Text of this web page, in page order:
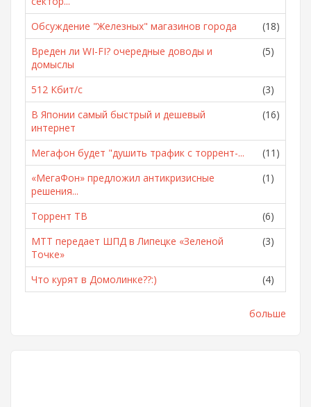
Обсуждение "Железных" магазинов города
(18)
Вреден ли WI-FI? очередные доводы и
домыслы
(5)
512 Кбит/с
(3)
В Японии самый быстрый и дешевый
интернет
(16)
Мегафон будет "душить трафик с торрент-...
(11)
«МегаФон» предложил антикризисные
решения...
(1)
Торрент ТВ
(6)
МТТ передает ШПД в Липецке «Зеленой
Точке»
(3)
Что курят в Домолинке??:) (4)
больше